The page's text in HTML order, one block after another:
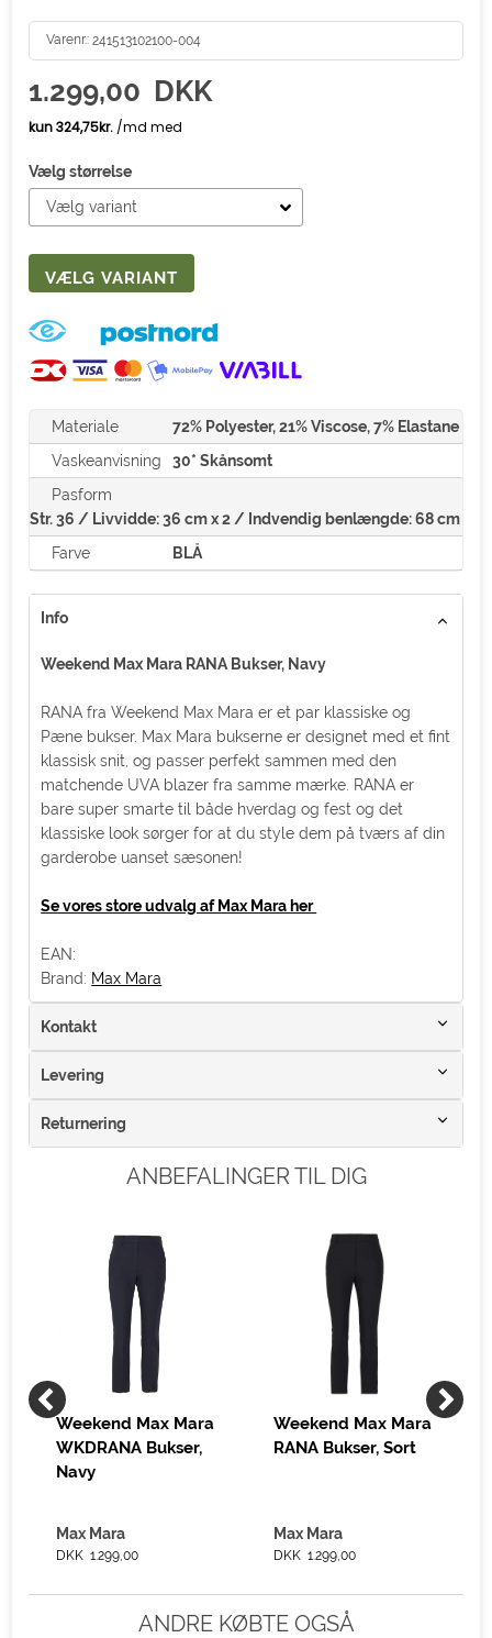
Varenr.:241513102100-004
1.299,00 DKK
Vælg størrelse
Materiale
72% Polyester, 21% Viscose, 7% Elastane
Vaskeanvisning
30* Skånsomt
Pasform
Str. 36 / Livvidde: 36 cm x 2 / Indvendig benlængde: 68 cm
Farve
BLÅ
Info
Weekend Max Mara RANA Bukser, Navy
RANA fra Weekend Max Mara er et par klassiske og
Pæne bukser. Max Mara bukserne er designet med et fint
klassisk snit, og passer perfekt sammen med den
matchende UVA blazer fra samme mærke. RANA er
bare super smarte til både hverdag og fest og det
klassiske look sørger for at du style dem på tværs af din
garderobe uanset sæsonen!
Se vores store udvalg af Max Mara her
EAN:
Brand: Max Mara
Kontakt
Levering
Returnering
ANBEFALINGER TIL DIG
Weekend Max Mara
WKDRANA Bukser,
Navy
Max Mara
DKK 1.299,00
Weekend Max Mara
RANA Bukser, Sort
Max Mara
DKK 1.299,00
ANDRE KØBTE OGSÅ